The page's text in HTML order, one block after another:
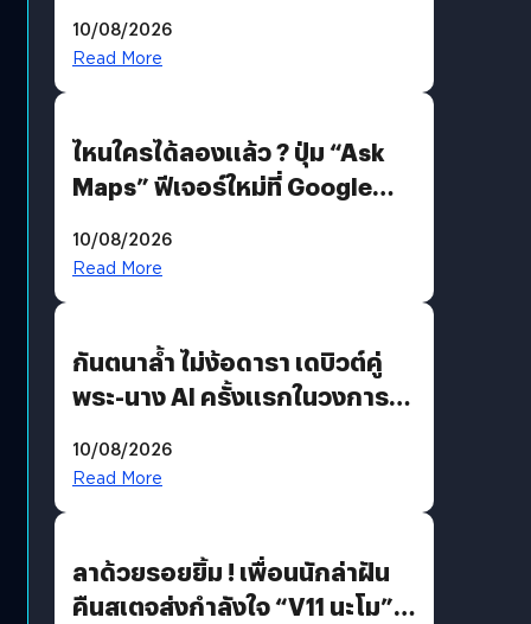
แทน
10/08/2026
Read More
ไหนใครได้ลองแล้ว ? ปุ่ม “Ask
Maps” ฟีเจอร์ใหม่ที่ Google
คุยกับแผนที่ได้แล้ว
10/08/2026
Read More
กันตนาล้ำ ไม่ง้อดารา เดบิวต์คู่
พระ-นาง AI ครั้งแรกในวงการ
10/08/2026
Read More
ลาด้วยรอยยิ้ม ! เพื่อนนักล่าฝัน
คืนสเตจส่งกำลังใจ “V11 นะโม”